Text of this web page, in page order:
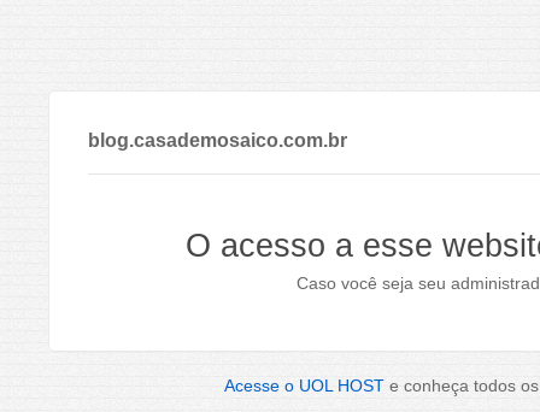
blog.casademosaico.com.br
O acesso a esse
Caso você seja seu
Acesse o UOL HOST e conheça todos